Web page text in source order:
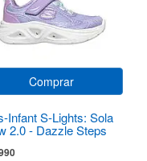
Comprar
Infant S-Lights: Sola
2.0 - Dazzle Steps